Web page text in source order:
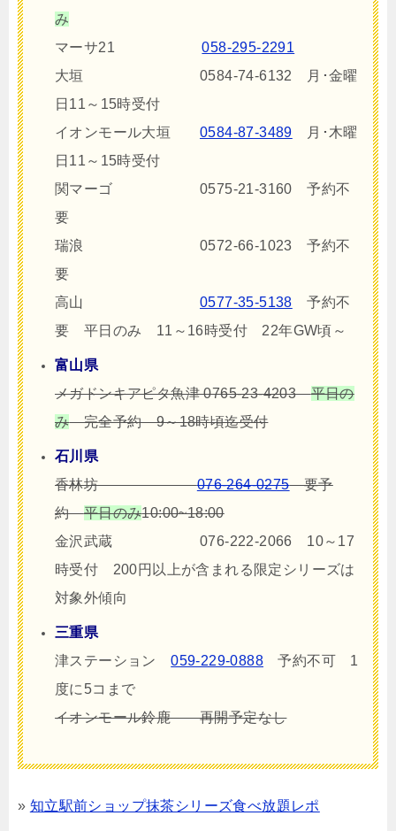
み
マーサ21058-295-2291
大垣 0584-74-6132 月･金曜
日11～15時受付
イオンモール大垣 0584-87-3489
月･木曜
日11～15時受付
関マーゴ 0575-21-3160 予約不
要
瑞浪 0572-66-1023 予約不
要
高山 0577-35-5138 予約不
要 平日のみ 11～16時受付 22年GW頃～
富山県
メガドンキアピタ魚津 0765-23-4203平日の
み完全予約 9～18時頃迄受付
石川県
香林坊076-264-0275要予
約平日のみ10:00~18:00
金沢武蔵 076-222-2066 10～17
時受付 200円以上が含まれる限定シリーズは
対象外傾向
三重県
津ステーション059-229-0888 予約不可 1
度に5コまで
イオンモール鈴鹿 再開予定なし
» 知立駅前ショップ抹茶シリーズ食べ放題レポ